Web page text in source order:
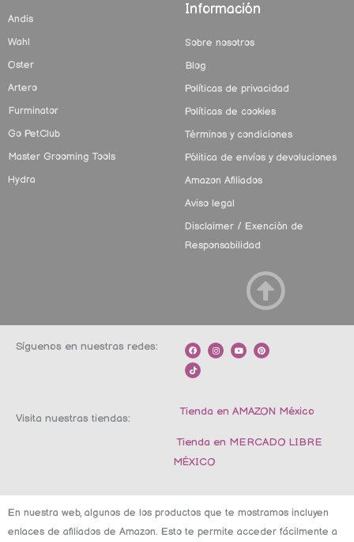
Andis
Wahl
Oster
Artero
Furminator
Go PetClub
Master Grooming Tools
Hydra
Información
Sobre nosotros
Blog
Políticas de privacidad
Políticas de cookies
Términos y condiciones
Pólitica de envíos y devoluciones
Amazon Afiliados
Aviso legal
Disclaimer / Exención de
Responsabilidad
Síguenos en nuestras redes:
F
a
c
e
b
I
n
s
m
Y
o
u
P
i
n
t
T
i
k
t
o
Visita nuestras tiendas:
Tienda en AMAZON México
Tienda en MERCADO LIBRE
MÉXICO
En nuestra web, algunos de los productos que te mostramos incluyen
enlaces de afiliados de Amazon. Esto te permite acceder fácilmente a